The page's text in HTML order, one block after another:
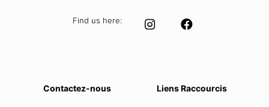
Find us here:
Contactez-nous Liens Raccourcis